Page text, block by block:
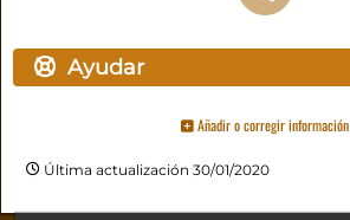
Ayudar
Añadir o corregir información
Última actualización 30/01/2020